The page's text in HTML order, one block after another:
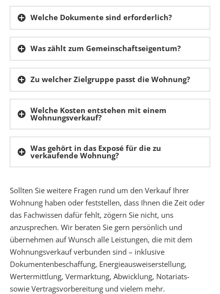
Welche Dokumente sind erforderlich?
Was zählt zum Gemeinschaftseigentum?
Zu welcher Zielgruppe passt die Wohnung?
Welche Kosten entstehen mit einem
Wohnungsverkauf?
Was gehört in das Exposé für die zu
verkaufende Wohnung?
Sollten Sie weitere Fragen rund um den Verkauf Ihrer
Wohnung haben oder feststellen, dass Ihnen die Zeit oder
das Fachwissen dafür fehlt, zögern Sie nicht, uns
anzusprechen. Wir beraten Sie gern persönlich und
übernehmen auf Wunsch alle Leistungen, die mit dem
Wohnungsverkauf verbunden sind – inklusive
Dokumentenbeschaffung, Energieausweiserstellung,
Wertermittlung, Vermarktung, Abwicklung, Notariats-
sowie Vertragsvorbereitung und vielem mehr.